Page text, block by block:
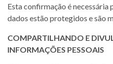
Esta confirmação é necessária
dados estão protegidos e são
COMPARTILHANDO E
INFORMAÇÕES PESSOAIS